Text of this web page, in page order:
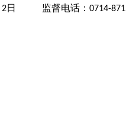
2日 监督电话： 0714-